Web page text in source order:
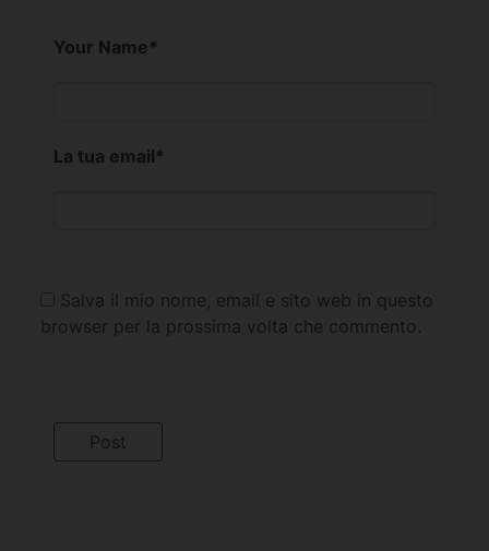
Your Name*
La tua email*
Salva il mio nome, email e sito web in questo
browser per la prossima volta che commento.